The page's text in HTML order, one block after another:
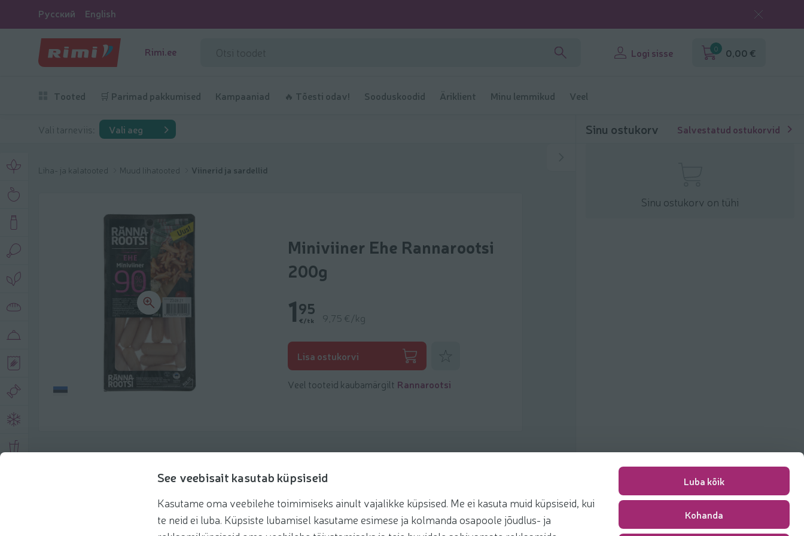
See veebisait kasutab küpsiseid
Kasutame oma veebilehe toimimiseks ainult vajalikke küpsised. Me ei kasuta muid küpsiseid, kui
te neid ei luba. Küpsiste lubamisel kasutame esimese ja kolmanda osapoole jõudlus- ja
Luba kõik
Kohanda
Русский English
Rimi.ee Logi sisse 0 0,00 €
Tooted 🛒 Parimad pakkumised Kampaaniad 🔥 Tõesti odav! Sooduskoodid Äriklient Minu lemmikud Veel
Vali tarneviis: Vali aeg
Liha- ja kalatooted Muud lihatooted Viinerid ja sardellid
Miniviiner Ehe Rannarootsi
200g
195
€/tk 9,75 €/kg
Lisa ostukorvi
Veel tooteid kaubamärgilt Rannarootsi
Soovitatud tooted Kasuta retseptis
Sinu ostukorv Salvestatud ostukorvid
Sinu ostukorv on tühi